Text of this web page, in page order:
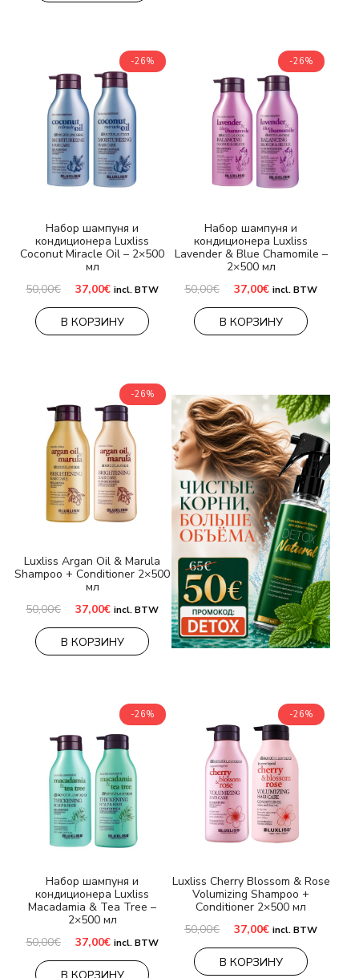
-26%
Набор шампуня и
кондиционера Luxliss
Coconut Miracle Oil – 2×500
мл
50,00€ Первоначальная
составляла
50,00€.
37,00€Текущая
37,00€.
incl. BTW
В КОРЗИНУ
-26%
Набор шампуня и
кондиционера Luxliss
Lavender & Blue Chamomile –
2×500 мл
50,00€ Первоначальная
составляла
50,00€.
37,00€Текущая
37,00€.
incl. BTW
В КОРЗИНУ
-26%
Luxliss Argan Oil & Marula
Shampoo + Conditioner 2×500
мл
50,00€ Первоначальная
составляла
50,00€.
37,00€Текущая
37,00€.
incl. BTW
В КОРЗИНУ
-26%
Набор шампуня и
кондиционера Luxliss
Macadamia & Tea Tree –
2×500 мл
50,00€ Первоначальная
составляла
37,00€Текущая
37,00€.
incl. BTW
-26%
Luxliss Cherry Blossom & Rose
Volumizing Shampoo +
Conditioner 2×500 мл
50,00€ Первоначальная
составляла
50,00€.
37,00€Текущая
37,00€.
incl. BTW
В КОРЗИНУ